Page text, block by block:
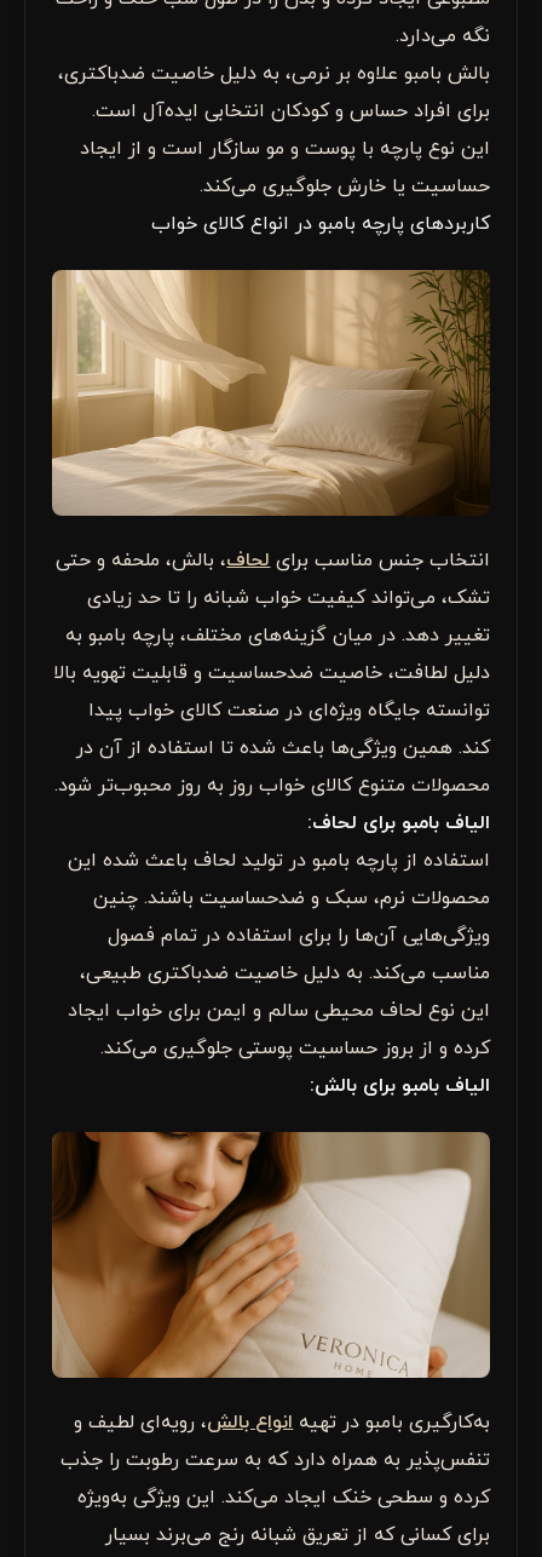
نگه می‌دارد.
بالش بامبو علاوه بر نرمی، به دلیل خاصیت ضدباکتری،
برای افراد حساس و کودکان انتخابی ایده‌آل است.
این نوع پارچه با پوست و مو سازگار است و از ایجاد
حساسیت یا خارش جلوگیری می‌کند.
کاربردهای پارچه بامبو در انواع کالای خواب
انتخاب جنس مناسب برایلحاف، بالش، ملحفه و حتی
تشک، می‌تواند کیفیت خواب شبانه را تا حد زیادی
تغییر دهد. در میان گزینه‌های مختلف، پارچه بامبو به
دلیل لطافت، خاصیت ضدحساسیت و قابلیت تهویه بالا
توانسته جایگاه ویژه‌ای در صنعت کالای خواب پیدا
کند. همین ویژگی‌ها باعث شده تا استفاده از آن در
محصولات متنوع کالای خواب روز به روز محبوب‌تر شود.
الیاف بامبو برای لحاف:
استفاده از پارچه بامبو در تولید لحاف باعث شده این
محصولات نرم، سبک و ضدحساسیت باشند. چنین
ویژگی‌هایی آن‌ها را برای استفاده در تمام فصول
مناسب می‌کند. به دلیل خاصیت ضدباکتری طبیعی،
این نوع لحاف محیطی سالم و ایمن برای خواب ایجاد
کرده و از بروز حساسیت پوستی جلوگیری می‌کند.
الیاف بامبو برای بالش:
به‌کارگیری بامبو در تهیهانواع بالش، رویه‌ای لطیف و
تنفس‌پذیر به همراه دارد که به سرعت رطوبت را جذب
کرده و سطحی خنک ایجاد می‌کند. این ویژگی به‌ویژه
برای کسانی که از تعریق شبانه رنج می‌برند بسیار